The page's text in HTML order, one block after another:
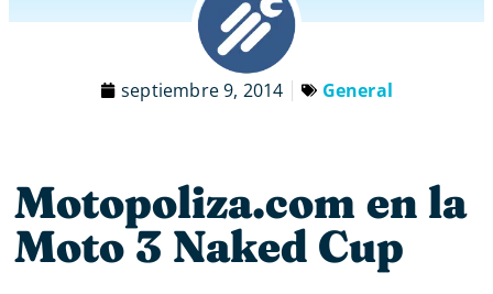
septiembre 9, 2014 General
Motopoliza.com en la
Moto 3 Naked Cup